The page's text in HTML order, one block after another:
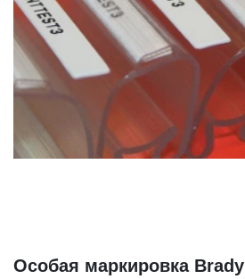
Особая маркировка